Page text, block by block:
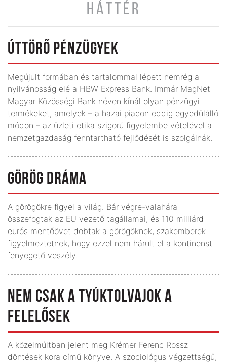
HÁTTÉR
ÚTTÖRŐ PÉNZÜGYEK
Megújult formában és tartalommal lépett nemrég a
nyilvánosság elé a HBW Express Bank. Immár MagNet
Magyar Közösségi Bank néven kínál olyan pénzügyi
termékeket, amelyek – a hazai piacon eddig egyedülálló
módon – az üzleti etika szigorú figyelembe vételével a
nemzetgazdaság fenntartható fejlődését is szolgálnák.
GÖRÖG DRÁMA
A görögökre figyel a világ. Bár végre-valahára
összefogtak az EU vezető tagállamai, és 110 milliárd
eurós mentőövet dobtak a görögöknek, szakemberek
figyelmeztetnek, hogy ezzel nem hárult el a kontinenst
fenyegető veszély.
NEM CSAK A TYÚKTOLVAJOK A
FELELŐSEK
A közelmúltban jelent meg Krémer Ferenc Rossz
döntések kora című könyve. A szociológus végzettségű,